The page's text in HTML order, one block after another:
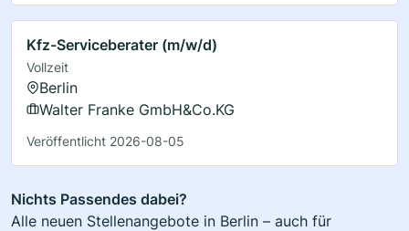
Kfz-Serviceberater (m/w/d)
Vollzeit
Berlin
Walter Franke GmbH&Co.KG
Veröffentlicht 2026-08-05
Nichts Passendes dabei?
Alle neuen Stellenangebote in Berlin – auch für